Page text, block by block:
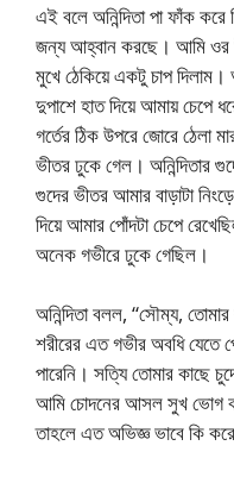
এই বলে অনিন্দিতা পা ফাঁক
জন্য আহ্বান করছে। আমি ওর
মুখে ঠেকিয়ে একটু চাপ দিলাম।
দুপাশে হাত দিয়ে আমায় চেপে
গর্তের ঠিক উপরে জোরে ঠেলা
ভীতর ঢুকে গেল। অনিন্দিতার
গুদের ভীতর আমার বাড়াটা
দিয়ে আমার পোঁদটা চেপে
অনেক গভীরে ঢুকে গেছিল।
অনিন্দিতা বলল, “সৌম্য,
শরীরের এত গভীর অবধি যেতে
পারেনি। সত্যি তোমার কাছে
আমি চোদনের আসল সুখ ভোগ
তাহলে এত অভিজ্ঞ ভাবে কি